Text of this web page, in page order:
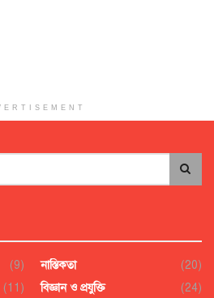
(9)
(11)
নাস্তিকতা
(20)
বিজ্ঞান ও প্রযুক্তি
(24)